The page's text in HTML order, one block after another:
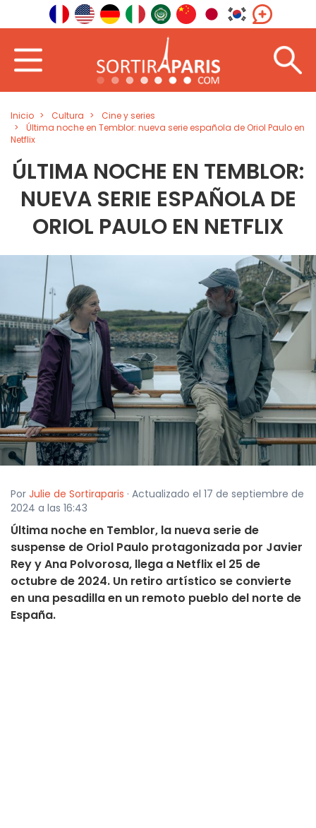
Inicio Cultura
Cine y series
Última noche en Temblor: nueva serie española de Oriol Paulo en
Netflix
ÚLTIMA NOCHE EN TEMBLOR:
NUEVA SERIE ESPAÑOLA DE
ORIOL PAULO EN NETFLIX
Por Julie de Sortiraparis · Actualizado el 17 de septiembre de
2024 a las 16:43
Última noche en Temblor, la nueva serie de
suspense de Oriol Paulo protagonizada por Javier
Rey y Ana Polvorosa, llega a Netflix el 25 de
octubre de 2024. Un retiro artístico se convierte
en una pesadilla en un remoto pueblo del norte de
España.